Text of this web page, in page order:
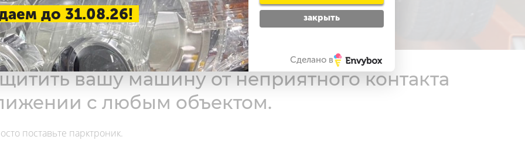
вашу машину от неприятного контакта
с любым объектом.
поставьте парктроник.
до 31.08.26!
закрыть
Сделано в